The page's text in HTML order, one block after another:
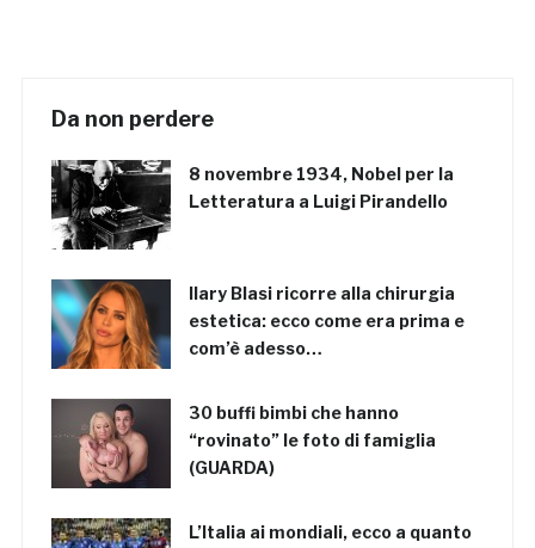
Da non perdere
8 novembre 1934, Nobel per la
Letteratura a Luigi Pirandello
Ilary Blasi ricorre alla chirurgia
estetica: ecco come era prima e
com’è adesso…
30 buffi bimbi che hanno
“rovinato” le foto di famiglia
(GUARDA)
L’Italia ai mondiali, ecco a quanto